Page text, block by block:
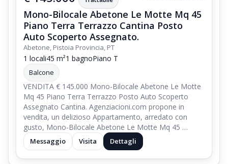
Mono-Bilocale Abetone Le Motte Mq 45
Piano Terra Terrazzo Cantina Posto
Auto Scoperto Assegnato.
Abetone, Pistoia Provincia, PT
1 locali45 m²1 bagnoPiano T
Balcone
VENDITA € 145.000 Mono-Bilocale Abetone Le Motte
Mq 45 Piano Terra Terrazzo Posto Auto Scoperto
Assegnato Cantina. Agenziacioni.com propone in
vendita, un delizioso Appartamento, arredato con
gusto, Mono-Bilocale Abetone Le Motte Mq 45 …
Messaggio Visita Dettagli